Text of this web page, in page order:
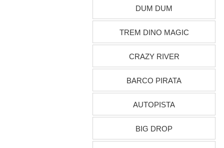
DUM DUM
TREM DINO MAGIC
CRAZY RIVER
BARCO PIRATA
AUTOPISTA
BIG DROP